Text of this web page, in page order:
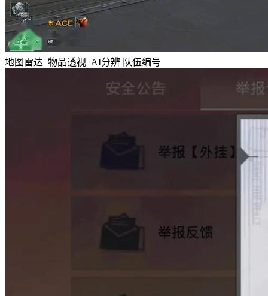
地图雷达 物品透视 AI分辨 队伍编号